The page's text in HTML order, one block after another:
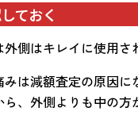
ておく
側はキレイに使用さ
は減額査定の原因
、外側よりも中の方